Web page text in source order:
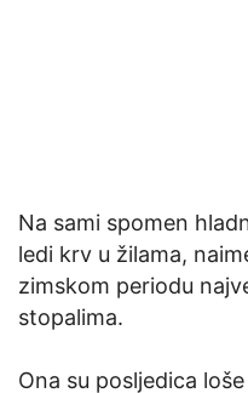
Na sami spomen
ledi krv u žilama,
zimskom periodu
stopalima.
Ona su posljedica